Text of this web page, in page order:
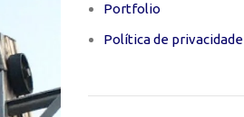
Portfolio
Política de privacidade